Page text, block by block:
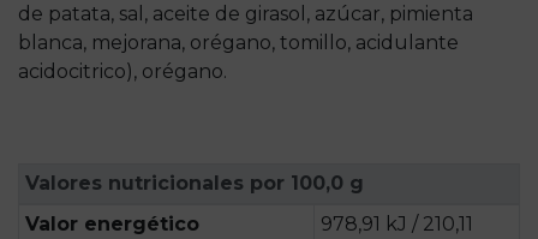
de patata, sal, aceite de girasol, azúcar, pimienta
blanca, mejorana, orégano, tomillo, acidulante
acidocitrico), orégano.
Valores nutricionales por 100,0 g
Valor energético
978,91 kJ / 210,11